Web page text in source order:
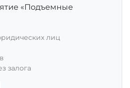
«Подъемные
лиц
залога